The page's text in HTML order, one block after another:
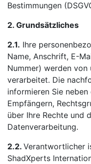
Bestimmungen
2. Grundsätzliches
2.1. Ihre
Name, Anschrift, E-
Nummer) werden von
verarbeitet. Die
informieren Sie
Empfängern,
über Ihre Rechte und
Datenverarbeitung.
2.2. Verantwortlicher
ShadXperts